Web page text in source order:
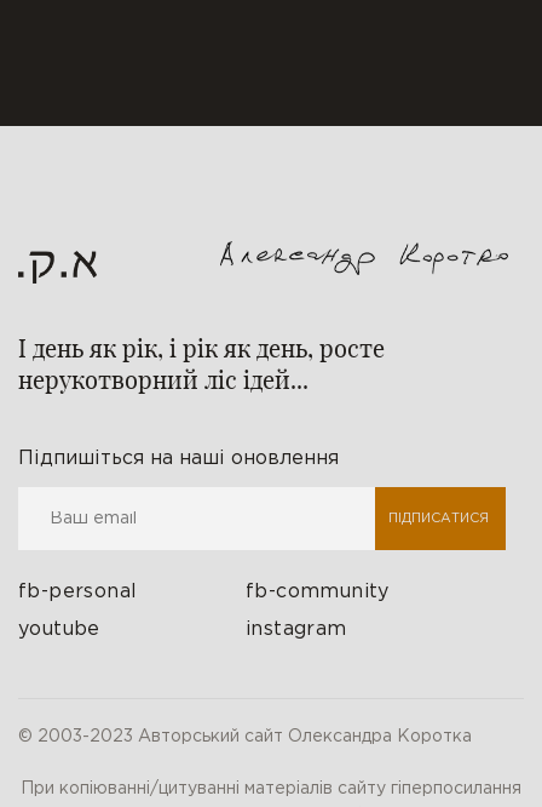
І день як рік, і рік як день, росте
нерукотворний ліс ідей...
Підпишіться на наші оновлення
ПІДПИСАТИСЯ
fb-personal fb-community
youtube instagram
© 2003-2023 Авторський сайт Олександра Коротка
При копіюванні/цитуванні матеріалів сайту гіперпосилання